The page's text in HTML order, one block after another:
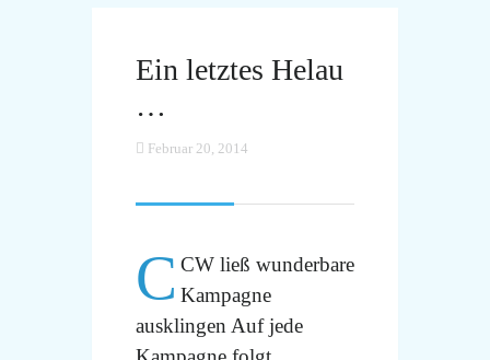
Ein letztes Helau
…
Februar 20, 2014
C CW ließ wunderbare
Kampagne
ausklingen Auf jede